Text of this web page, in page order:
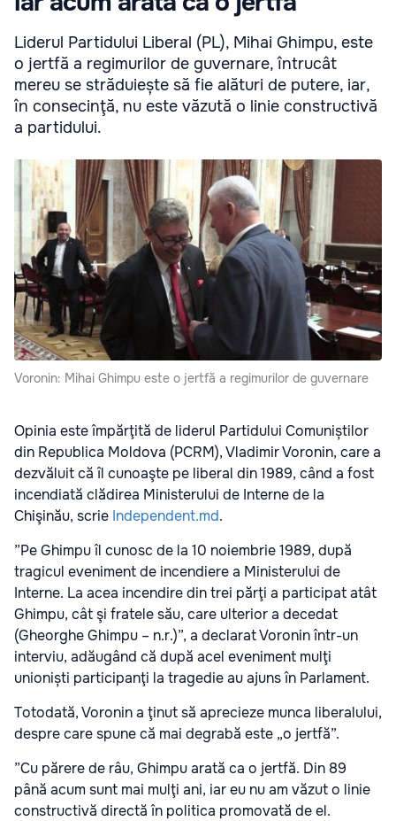
Liderul Partidului Liberal (PL), Mihai Ghimpu, este
o jertfă a regimurilor de guvernare, întrucât
mereu se străduiește să fie alături de putere, iar,
în consecinţă, nu este văzută o linie constructivă
a partidului.
Voronin: Mihai Ghimpu este o jertfă a regimurilor de guvernare
Opinia este împărţită de liderul Partidului Comuniștilor
din Republica Moldova (PCRM), Vladimir Voronin, care a
dezvăluit că îl cunoaşte pe liberal din 1989, când a fost
incendiată clădirea Ministerului de Interne de la
Chişinău, scrie Independent.md.
”Pe Ghimpu îl cunosc de la 10 noiembrie 1989, după
tragicul eveniment de incendiere a Ministerului de
Interne. La acea incendire din trei părţi a participat atât
Ghimpu, cât şi fratele său, care ulterior a decedat
(Gheorghe Ghimpu – n.r.)”, a declarat Voronin într-un
interviu, adăugând că după acel eveniment mulţi
unioniști participanţi la tragedie au ajuns în Parlament.
Totodată, Voronin a ţinut să aprecieze munca liberalului,
despre care spune că mai degrabă este „o jertfă”.
”Cu părere de râu, Ghimpu arată ca o jertfă. Din 89
până acum sunt mai mulţi ani, iar eu nu am văzut o linie
constructivă directă în politica promovată de el.